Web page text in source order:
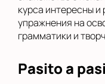
курса интересны
упражнения на
грамматики и
Pasito a